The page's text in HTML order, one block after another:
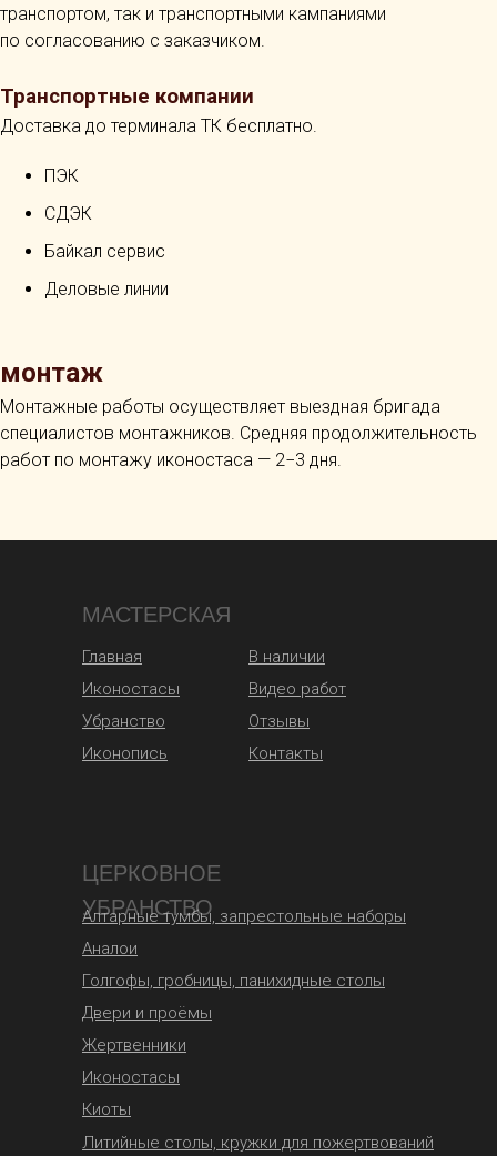
транспортом, так и транспортными кампаниями
по согласованию с заказчиком.
Транспортные компании
Доставка до терминала ТК бесплатно.
ПЭК
СДЭК
Байкал сервис
Деловые линии
монтаж
Монтажные работы осуществляет выездная бригада
специалистов монтажников. Средняя продолжительность
работ по монтажу иконостаса — 2−3 дня.
МАСТЕРСКАЯ
Главная
Иконостасы
Убранство
Видео работ
Отзывы
Контакты
ЦЕРКОВНОЕ
УБРАНСТВО
Алтарные тумбы, запрестольные наборы
Иконопись
В наличии
Аналои
Голгофы, гробницы, панихидные столы
Двери и проёмы
Жертвенники
Иконостасы
Киоты
Литийные столы, кружки для пожертвований